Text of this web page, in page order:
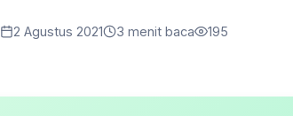
2 Agustus 2021 3 menit baca 195